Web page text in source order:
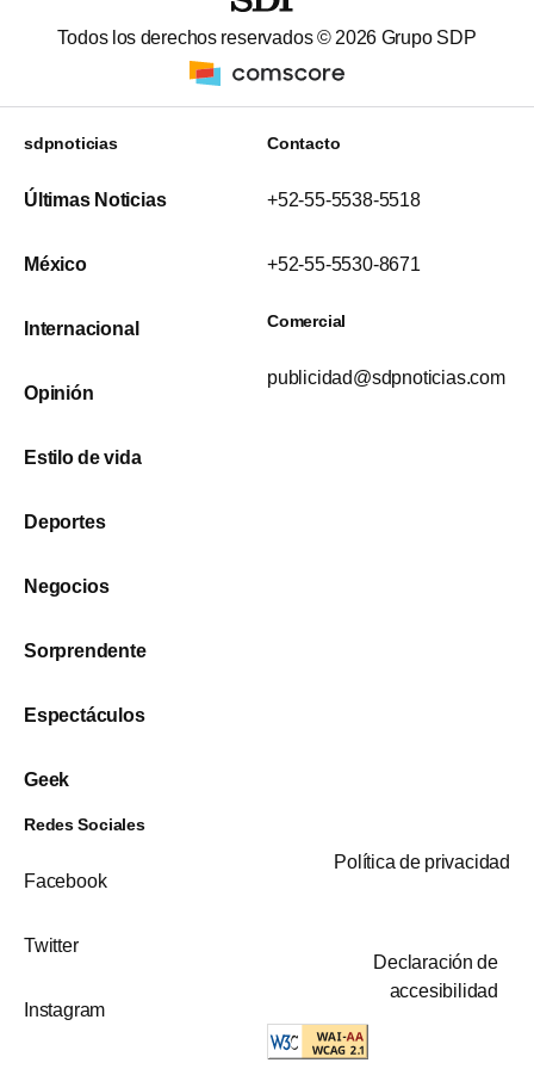
Todos los derechos reservados © 2026 Grupo SDP
sdpnoticias
Últimas Noticias
México
Internacional
Opinión
Estilo de vida
Deportes
Negocios
Sorprendente
Espectáculos
Geek
Contacto
+52-55-5538-5518
+52-55-5530-8671
Comercial
publicidad@sdpnoticias.com
Redes Sociales
Facebook
Twitter
Instagram
Política de privacidad
Declaración de
accesibilidad